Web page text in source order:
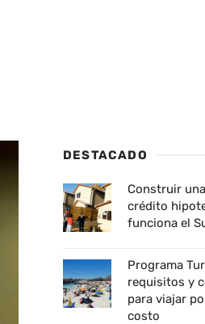
DESTACADO
Construir
crédito
funciona el
Programa
requisitos y
para viajar
costo